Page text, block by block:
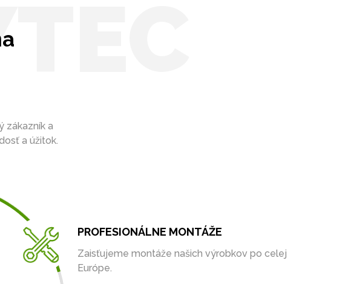
zákazník a
a úžitok.
PROFESIONÁLNE MONTÁŽE
Zaisťujeme montáže našich výrobkov po celej
Európe.